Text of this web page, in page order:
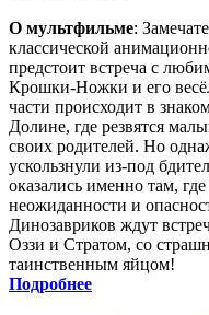
О мультфильме:
классической
предстоит встреча с
Крошки-Ножки и его
части происходит в
Долине, где резвятся
своих родителей. Но
ускользнули из-под
оказались именно там,
неожиданности и
Динозавриков ждут
Оззи и Стратом, со
таинственным яйцом!
Подробнее